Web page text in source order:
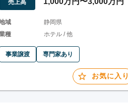
売上高
域
静岡県
種
ホテル / 他
事業譲渡 専門家あり
お気に入り